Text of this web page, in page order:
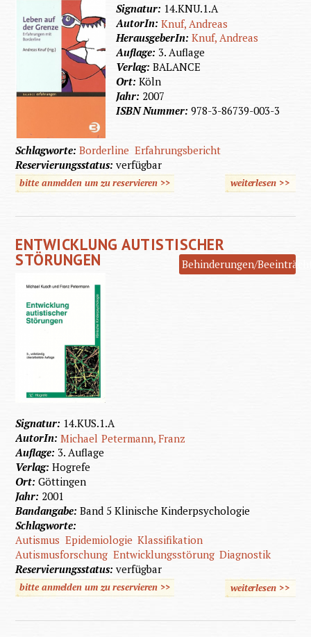
Signatur: 14.KNU.1.A
AutorIn:Knuf, Andreas
HerausgeberIn:Knuf, Andreas
Auflage: 3. Auflage
Verlag:BALANCE
Ort:Köln
Jahr: 2007
ISBN Nummer:978-3-86739-003-3
Schlagworte:Borderline Erfahrungsbericht
Reservierungsstatus:verfügbar
bitte anmelden um zu reservieren >> weiterlesen
über
>>
ENTWICKLUNG AUTISTISCHER
STÖRUNGEN Behinderungen/
Signatur: 14.KUS.1.A
AutorIn:Michael Petermann, Franz
Auflage: 3. Auflage
Verlag:Hogrefe
Ort:Göttingen
Jahr: 2001
Bandangabe:Band 5 Klinische Kinderpsychologie
Schlagworte:
Autismus Epidemiologie Klassifikation
Autismusforschung Entwicklungsstörung Diagnostik
Reservierungsstatus:verfügbar
bitte anmelden um zu reservieren >> weiterlesen>>